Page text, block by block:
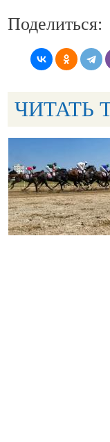
Поделиться:
ЧИТАТЬ